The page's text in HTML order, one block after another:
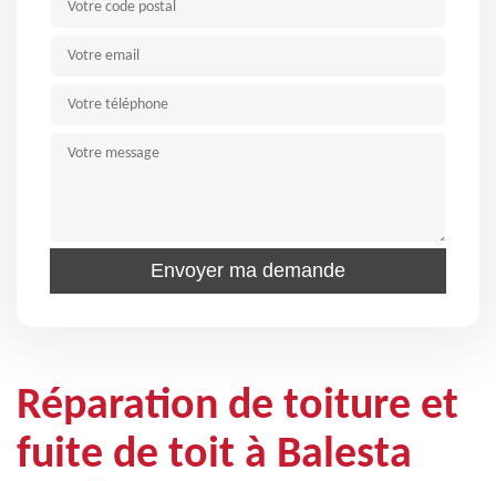
Réparation de toiture et
fuite de toit à Balesta